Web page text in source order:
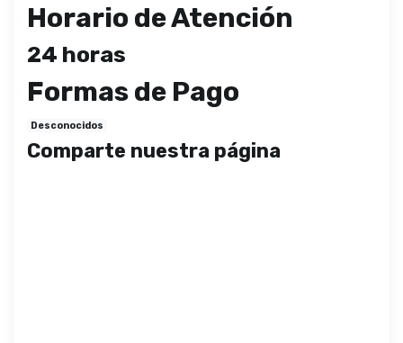
Horario de Atención
24 horas
Formas de Pago
Desconocidos
Comparte nuestra página